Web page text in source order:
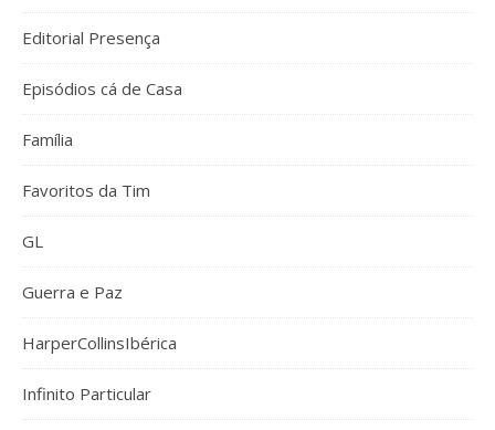
Editorial Presença
Episódios cá de Casa
Família
Favoritos da Tim
GL
Guerra e Paz
HarperCollinsIbérica
Infinito Particular